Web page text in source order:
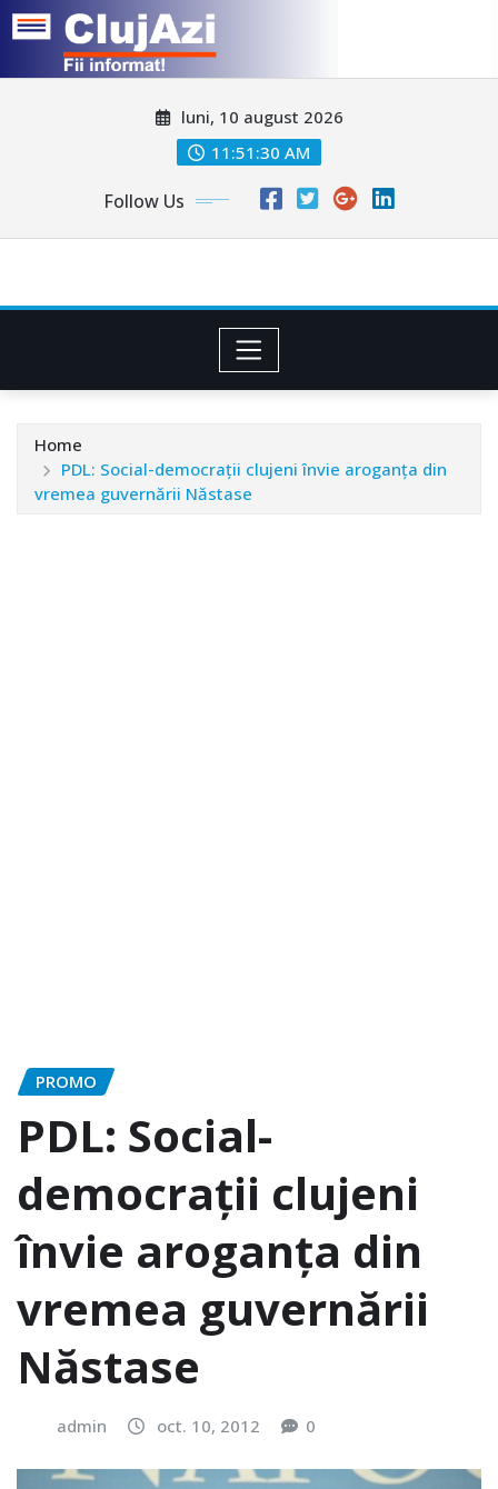
luni, 10 august 2026
11:51:32 AM
Follow Us
Home
PDL: Social-democrații clujeni învie aroganța din
vremea guvernării Năstase
PROMO
PDL: Social-
democrații clujeni
învie aroganța din
vremea guvernării
Năstase
admin oct. 10, 2012 0